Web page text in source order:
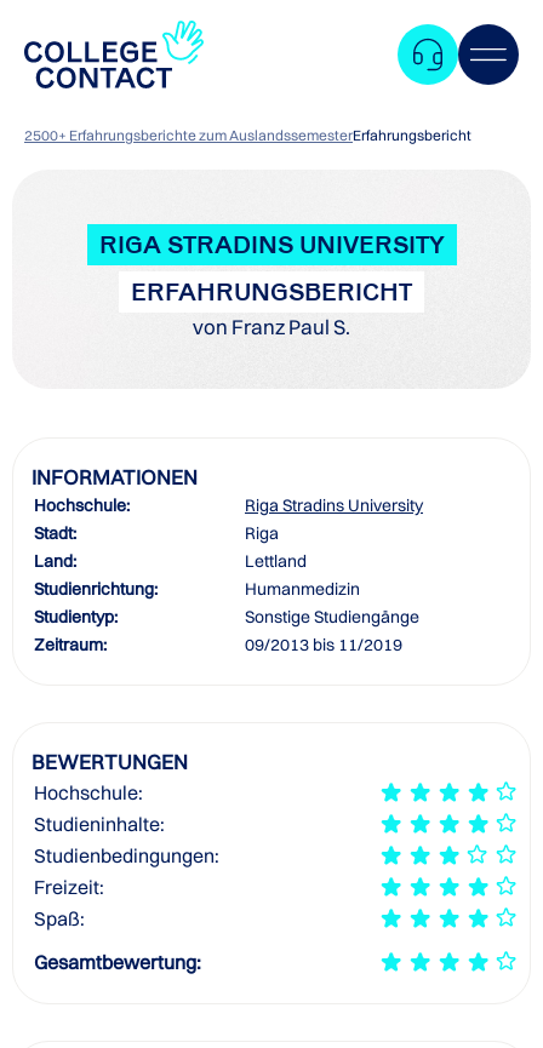
2500+ Erfahrungsberichte zum AuslandssemesterErfahrungsbericht
RIGA STRADINS UNIVERSITY
ERFAHRUNGSBERICHT
von Franz Paul S.
INFORMATIONEN
Hochschule:
Riga Stradins University
Stadt:
Riga
Land:
Lettland
Studienrichtung:
Humanmedizin
Studientyp:
Sonstige Studiengänge
Zeitraum:
09/2013 bis 11/2019
BEWERTUNGEN
Hochschule:
Studieninhalte:
Studienbedingungen:
Freizeit:
Spaß:
Gesamtbewertung: